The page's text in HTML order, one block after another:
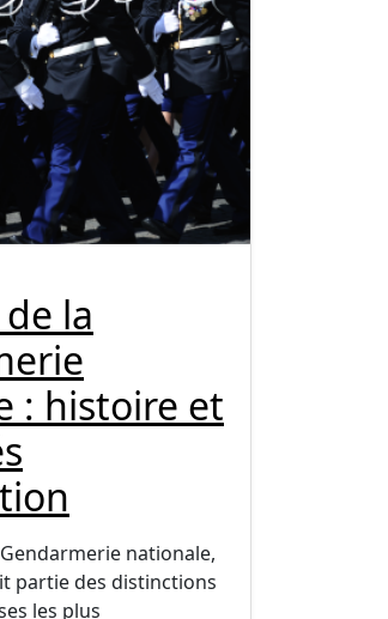
la
: histoire et
nationale,
partie des distinctions
les plus